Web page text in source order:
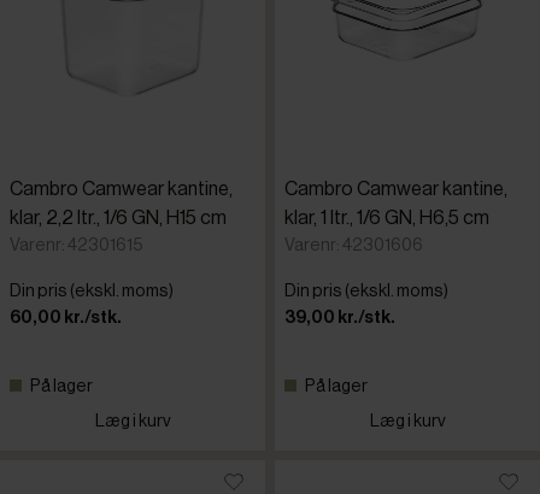
Cambro Camwear kantine,
klar, 2,2 ltr., 1/6 GN, H15 cm
Varenr: 42301615
Din pris (ekskl. moms)
60,00 kr./stk.
På lager
Læg i kurv
Cambro Camwear kantine,
klar, 1 ltr., 1/6 GN, H6,5 cm
Varenr: 42301606
Din pris (ekskl. moms)
39,00 kr./stk.
På lager
Læg i kurv